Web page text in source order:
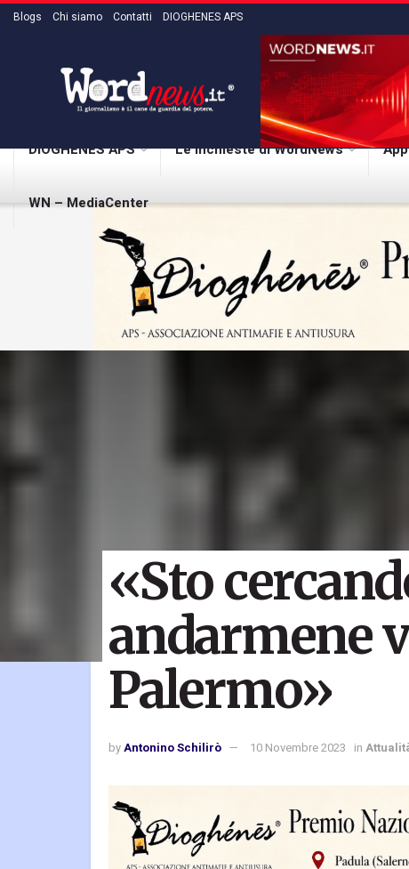
Blogs Chi siamo Contatti DIOGHENES APS
DIOGHENES APS Le inchieste di WordNews
WN – MediaCenter
«Sto
andarmene
Palermo»
byAntonino Schilirò 10 Novembre 2023 in